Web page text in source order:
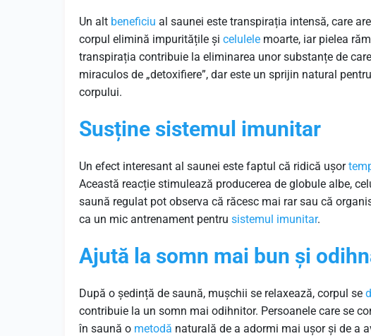
Un alt beneficiu al saunei este transpirația intensă, care
corpul elimină impuritățile și celulele moarte, iar pielea
transpirația contribuie la eliminarea unor substanțe de
miraculos de „detoxifiere”, dar este un sprijin natural
corpului.
Susține sistemul imunitar
Un efect interesant al saunei este faptul că ridică ușor
Această reacție stimulează producerea de globule albe,
saună regulat pot observa că răcesc mai rar sau că
ca un mic antrenament pentru sistemul imunitar.
Ajută la somn mai bun și
După o ședință de saună, mușchii se relaxează, corpul se
contribuie la un somn mai odihnitor. Persoanele care se
în saună o metodă naturală de a adormi mai ușor și de a